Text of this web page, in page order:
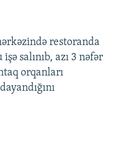
restoranda
salınıb, azı 3 nəfər
orqanları